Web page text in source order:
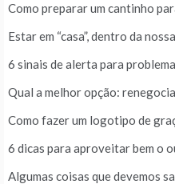
Como preparar um cantinho
Estar em “casa”, dentro da
6 sinais de alerta para
Qual a melhor opção:
Como fazer um logotipo de
6 dicas para aproveitar bem o
Algumas coisas que devemos